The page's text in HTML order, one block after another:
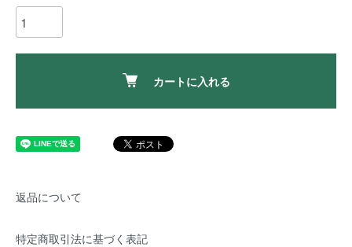
カートに入れる
返品について
特定商取引法に基づく表記